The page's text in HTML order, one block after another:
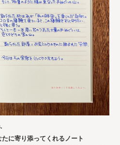
に寄り添ってくれるノート